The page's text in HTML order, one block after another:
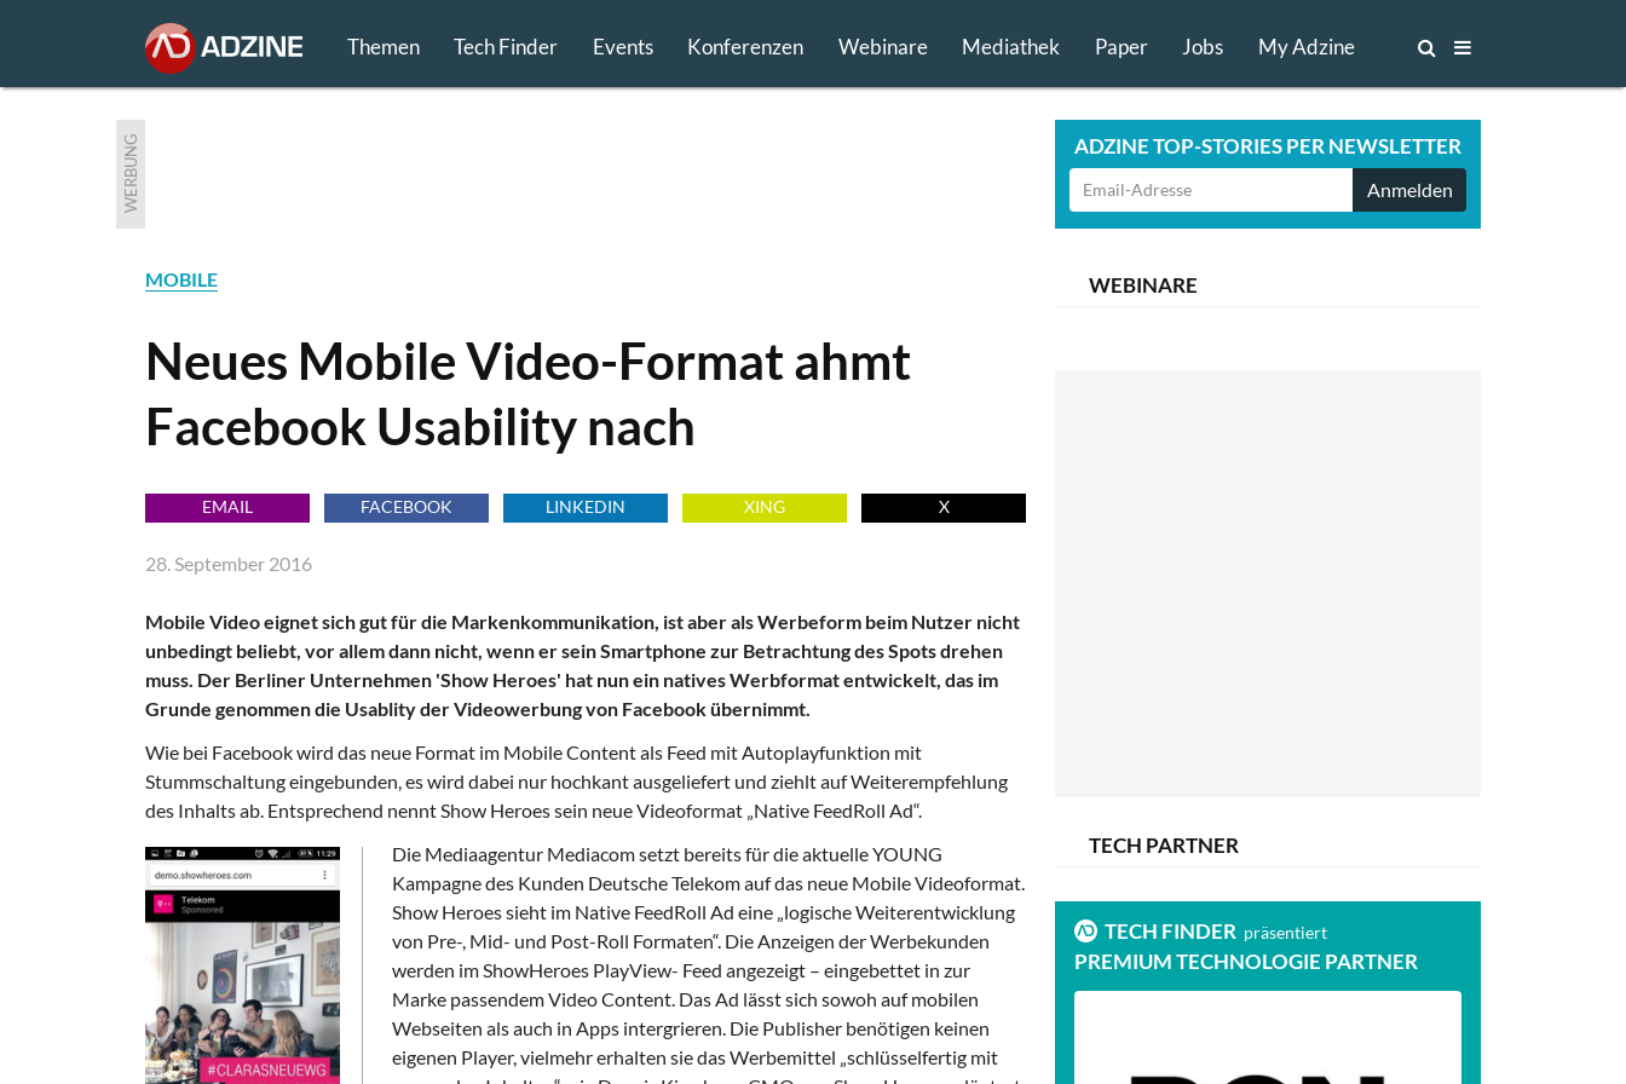
Themen Tech Finder Events Konferenzen Webinare Mediathek Paper Jobs My Adzine
WERBUNG ADZINE TOP-STORIES PER NEWSLETTER
Anmelden
MOBILE
Neues Mobile Video-Format ahmt
Facebook Usability nach
EMAIL FACEBOOK LINKEDIN XING X
28. September 2016
Mobile Video eignet sich gut für die Markenkommunikation, ist aber als Werbeform beim Nutzer nicht
unbedingt beliebt, vor allem dann nicht, wenn er sein Smartphone zur Betrachtung des Spots drehen
muss. Der Berliner Unternehmen 'Show Heroes' hat nun ein natives Werbformat entwickelt, das im
Grunde genommen die Usablity der Videowerbung von Facebook übernimmt.
Wie bei Facebook wird das neue Format im Mobile Content als Feed mit Autoplayfunktion mit
Stummschaltung eingebunden, es wird dabei nur hochkant ausgeliefert und ziehlt auf Weiterempfehlung
des Inhalts ab. Entsprechend nennt Show Heroes sein neue Videoformat „Native FeedRoll Ad“.
Die Mediaagentur Mediacom setzt bereits für die aktuelle YOUNG
Kampagne des Kunden Deutsche Telekom auf das neue Mobile Videoformat.
Show Heroes sieht im Native FeedRoll Ad eine „logische Weiterentwicklung
von Pre-, Mid- und Post-Roll Formaten“. Die Anzeigen der Werbekunden
werden im ShowHeroes PlayView- Feed angezeigt – eingebettet in zur
Marke passendem Video Content. Das Ad lässt sich sowoh auf mobilen
Webseiten als auch in Apps intergrieren. Die Publisher benötigen keinen
eigenen Player, vielmehr erhalten sie das Werbemittel „schlüsselfertig mit
WEBINARE
TECH PARTNER
TECH FINDER präsentiert
PREMIUM TECHNOLOGIE PARTNER